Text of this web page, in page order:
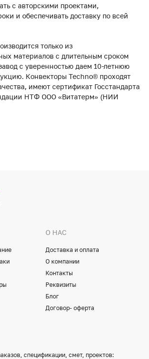
с авторскими проектами,
и обеспечивать доставку по всей
только из
материалов с длительным сроком
с уверенностью даем 10-летнюю
Конвекторы Techno® проходят
имеют сертификат Госстандарта
НТФ ООО «Витатерм» (НИИ
О НАС
Доставка и оплата
О компании
Контакты
Реквизиты
Блог
Договор- оферта
спецификации, смет, проектов: